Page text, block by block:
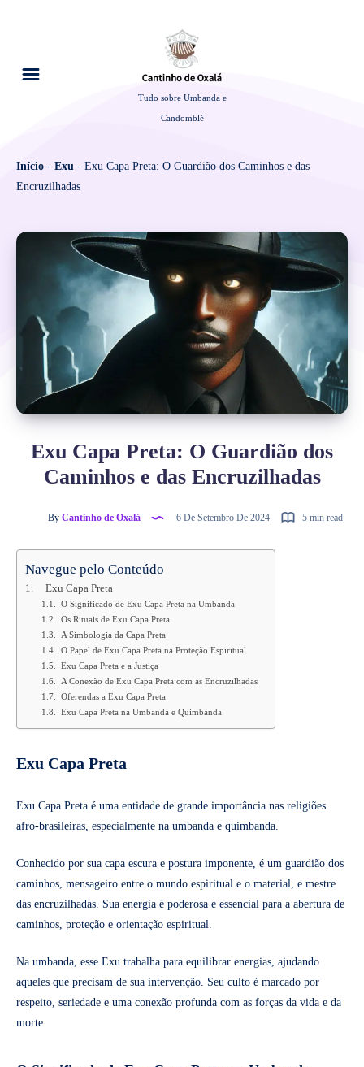
Tudo sobre Umbanda e
Candomblé
Início - Exu - Exu Capa Preta: O Guardião dos Caminhos e das
Encruzilhadas
Exu Capa Preta: O Guardião dos
Caminhos e das Encruzilhadas
By Cantinho de Oxalá 6 De Setembro De 2024 5 min read
Navegue pelo Conteúdo
Exu Capa Preta
O Significado de Exu Capa Preta na Umbanda
Os Rituais de Exu Capa Preta
A Simbologia da Capa Preta
O Papel de Exu Capa Preta na Proteção Espiritual
Exu Capa Preta e a Justiça
A Conexão de Exu Capa Preta com as Encruzilhadas
Oferendas a Exu Capa Preta
Exu Capa Preta na Umbanda e Quimbanda
Exu Capa Preta
Exu Capa Preta é uma entidade de grande importância nas religiões
afro-brasileiras, especialmente na umbanda e quimbanda.
Conhecido por sua capa escura e postura imponente, é um guardião dos
caminhos, mensageiro entre o mundo espiritual e o material, e mestre
das encruzilhadas. Sua energia é poderosa e essencial para a abertura de
caminhos, proteção e orientação espiritual.
Na umbanda, esse Exu trabalha para equilibrar energias, ajudando
aqueles que precisam de sua intervenção. Seu culto é marcado por
respeito, seriedade e uma conexão profunda com as forças da vida e da
morte.